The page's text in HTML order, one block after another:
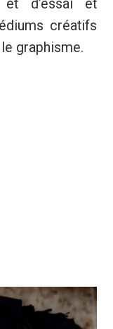
d’essai et
créatifs
graphisme.